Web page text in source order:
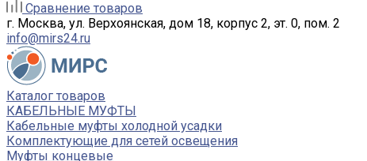
Сравнение товаров
г. Москва, ул. Верхоянская, дом 18, корпус 2, эт. 0, пом. 2
info@mirs24.ru
Каталог товаров
КАБЕЛЬНЫЕ МУФТЫ
Кабельные муфты холодной усадки
Комплектующие для сетей освещения
Муфты концевые